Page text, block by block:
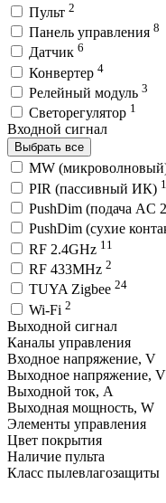
Пульт 2
Панель управления 8
Датчик 6
Конвертер 4
Релейный модуль 3
Светорегулятор 1
Входной сигнал
Выбрать все
MW
PIR (пассивный ИК) 1
PushDim (подача AC
PushDim (сухие
RF 2.4GHz 11
RF 433MHz 2
TUYA Zigbee 24
Wi-Fi 2
Выходной сигнал
Каналы управления
Входное напряжение, V
Выходное напряжение, V
Выходной ток, A
Выходная мощность, W
Элементы управления
Цвет покрытия
Наличие пульта
Класс пылевлагозащиты